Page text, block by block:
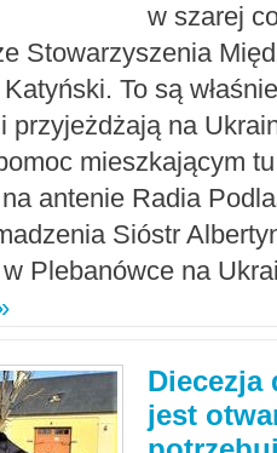
w szarej
Stowarzyszenia
To są
przyjeżdżają na
mieszkającym
antenie Radia
Sióstr
Plebanówce na
Diecezja
jest